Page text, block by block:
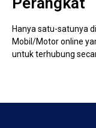
Hanya satu-satunya
Mobil/Motor online
untuk terhubung